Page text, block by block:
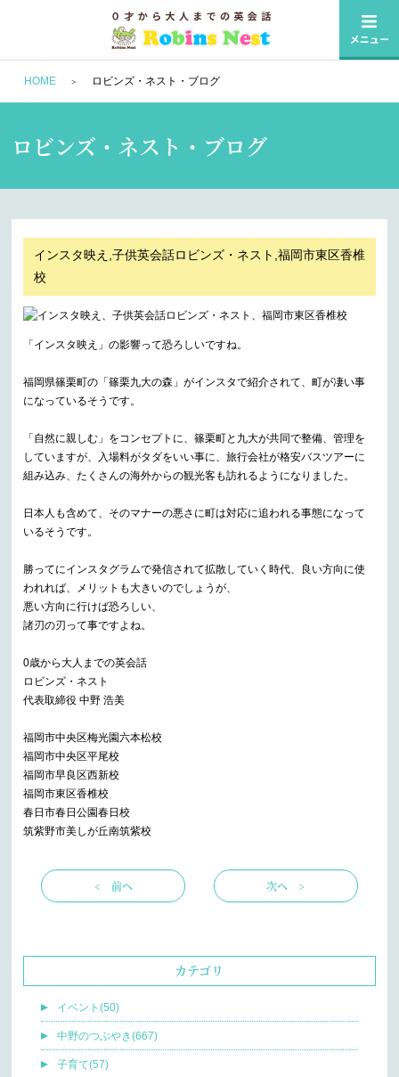
HOME ロビンズ・ネスト・ブログ
ロビンズ・ネスト・ブログ
インスタ映え,子供英会話ロビンズ・ネスト,福岡市東区香椎
校
「インスタ映え」の影響って恐ろしいですね。
福岡県篠栗町の「篠栗九大の森」がインスタで紹介されて、町が凄い事
になっているそうです。
「自然に親しむ」をコンセプトに、篠栗町と九大が共同で整備、管理を
していますが、入場料がタダをいい事に、旅行会社が格安バスツアーに
組み込み、たくさんの海外からの観光客も訪れるようになりました。
日本人も含めて、そのマナーの悪さに町は対応に追われる事態になって
いるそうです。
勝ってにインスタグラムで発信されて拡散していく時代、良い方向に使
われれば、メリットも大きいのでしょうが、
悪い方向に行けば恐ろしい、
諸刃の刃って事ですよね。
0歳から大人までの英会話
ロビンズ・ネスト
代表取締役 中野 浩美
福岡市中央区梅光園六本松校
福岡市中央区平尾校
福岡市早良区西新校
福岡市東区香椎校
春日市春日公園春日校
筑紫野市美しが丘南筑紫校
< 前へ 次へ >
カテゴリ
イベント(50)
中野のつぶやき(667)
子育て(57)